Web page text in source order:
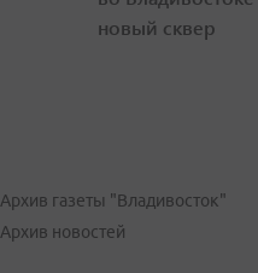
новый сквер
Архив газеты "Владивосток"
Архив новостей